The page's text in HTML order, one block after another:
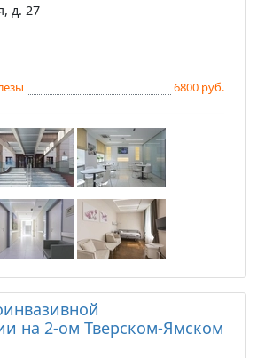
д. 27
6800 руб.
на 2-ом Тверском-Ямском